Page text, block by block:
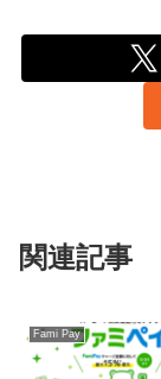
関連記事
Fami Pay